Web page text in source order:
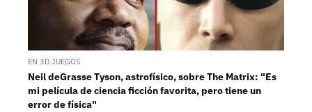
EN 3D JUEGOS
Neil deGrasse Tyson, astrofísico, sobre The Matrix: "Es
mi película de ciencia ficción favorita, pero tiene un
error de física"